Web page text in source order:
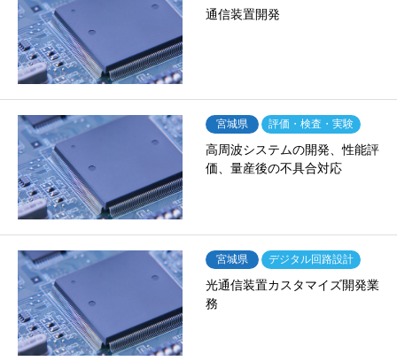
通信装置開発
宮城県 評価・検査・実験
高周波システムの開発、性能評
価、量産後の不具合対応
宮城県 デジタル回路設計
光通信装置カスタマイズ開発業
務